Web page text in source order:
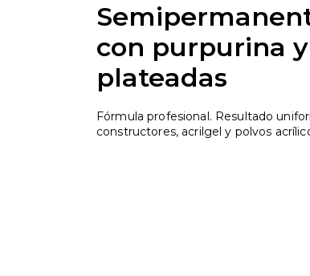
con purpurina
plateadas
Fórmula profesional. Resultado
constructores, acrilgel y polvos